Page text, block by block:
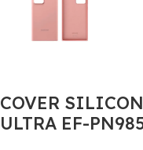
COVER
ULTRA EF-